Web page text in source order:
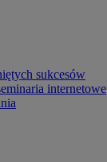
sukcesów
internetowe